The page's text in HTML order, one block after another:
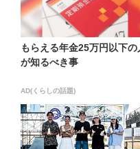
もらえる年金25万円以下の
が知るべき事
AD(くらしの話題)